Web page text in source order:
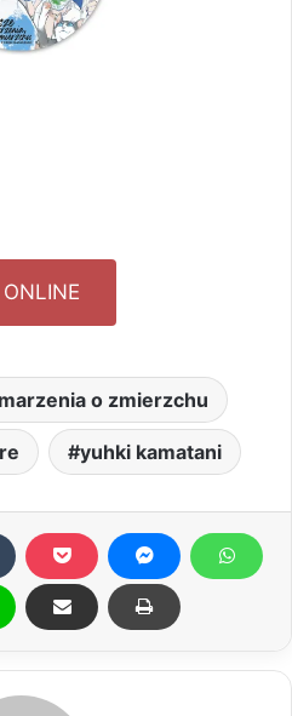
o zmierzchu
yuhki kamatani